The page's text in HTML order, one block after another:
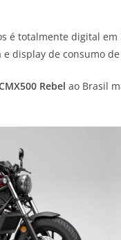
é totalmente digital
display de consumo
Rebel ao Brasil